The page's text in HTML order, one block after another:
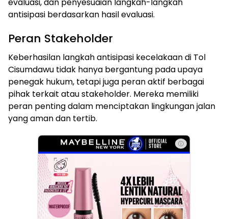
evaluasi, dan penyesuaian langkah-langkah
antisipasi berdasarkan hasil evaluasi.
Peran Stakeholder
Keberhasilan langkah antisipasi kecelakaan di Tol
Cisumdawu tidak hanya bergantung pada upaya
penegak hukum, tetapi juga peran aktif berbagai
pihak terkait atau stakeholder. Mereka memiliki
peran penting dalam menciptakan lingkungan jalan
yang aman dan tertib.
ⓘ